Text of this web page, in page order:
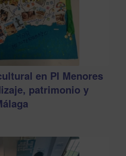
en PI Menores
patrimonio y